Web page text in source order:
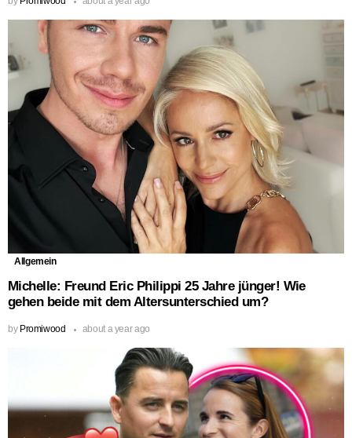
Allgemein
Michelle: Freund Eric Philippi 25 Jahre jünger! Wie
gehen beide mit dem Altersunterschied um?
by Promiwood about a year ago